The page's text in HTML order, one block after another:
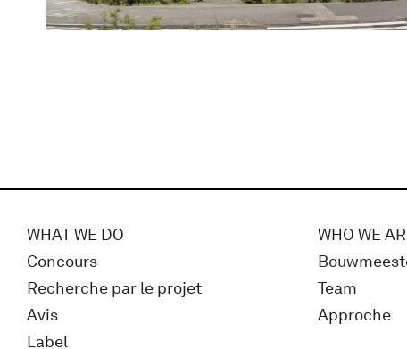
WHAT WE DO
Concours
Recherche par le projet
Avis
Label
WHO WE
Team
Approche